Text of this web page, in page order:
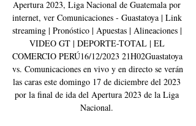
Apertura 2023, Liga Nacional de Guatemala por
internet, ver Comunicaciones - Guastatoya | Link
streaming | Pronóstico | Apuestas | Alineaciones |
VIDEO GT | DEPORTE-TOTAL | EL
COMERCIO PERÚ16/12/2023 21H02Guastatoya
vs. Comunicaciones en vivo y en directo se verán
las caras este domingo 17 de diciembre del 2023
por la final de ida del Apertura 2023 de la Liga
Nacional.